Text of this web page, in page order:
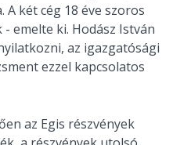
két cég 18 éve szoros
emelte ki. Hodász István
az igazgatósági
ezzel kapcsolatos
az Egis részvények